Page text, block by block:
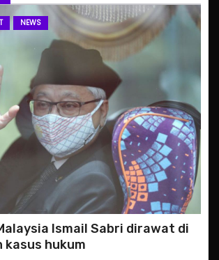
NEWS
Ismail Sabri dirawat di
kasus hukum